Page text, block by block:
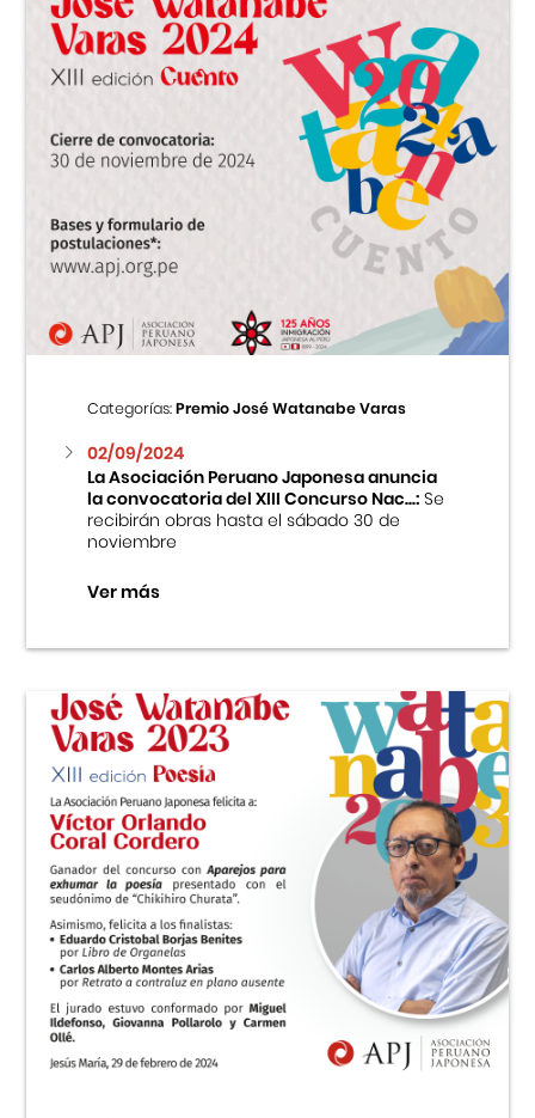
Categorías:Premio José Watanabe Varas
02/09/2024
La Asociación Peruano Japonesa anuncia
la convocatoria del XIII Concurso Nac...:Se
recibirán obras hasta el sábado 30 de
noviembre
Ver más